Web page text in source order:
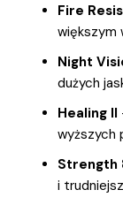
Fire
większym
Night
dużych
Healing II
wyższych
Strength
i